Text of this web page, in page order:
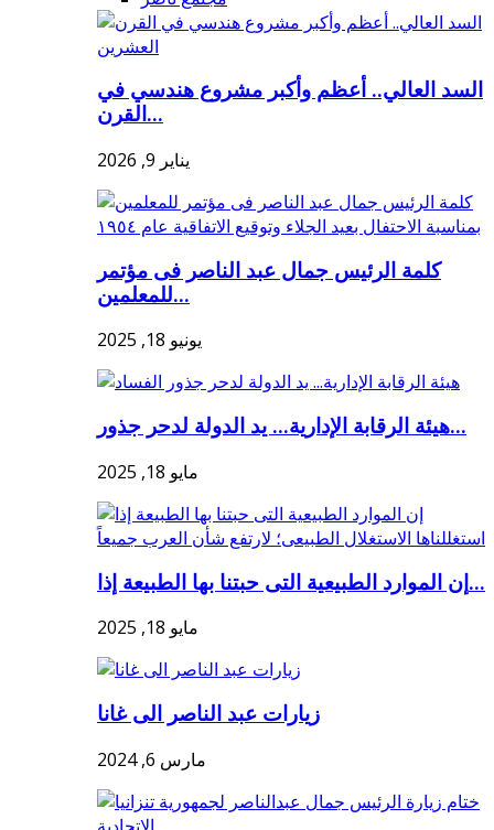
السد العالي.. أعظم وأكبر مشروع هندسي في
القرن...
يناير 9, 2026
كلمة الرئيس جمال عبد الناصر فى مؤتمر
للمعلمين...
يونيو 18, 2025
هيئة الرقابة الإدارية... يد الدولة لدحر جذور...
مايو 18, 2025
إن الموارد الطبيعية التى حبتنا بها الطبيعة إذا...
مايو 18, 2025
زيارات عبد الناصر الى غانا
مارس 6, 2024